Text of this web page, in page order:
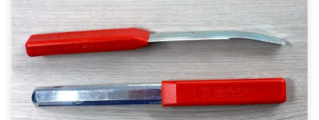
Por favor completa el formulario, un miembro
de nuestro equipo contactara contigo en
breve
Nombre
*
Email
*